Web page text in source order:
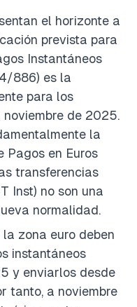
el horizonte a
prevista para
Instantáneos
886) es la
para los
noviembre de 2025.
la
Pagos en Euros
transferencias
Inst) no son una
normalidad.
zona euro deben
instantáneos
y enviarlos desde
tanto, a noviembre